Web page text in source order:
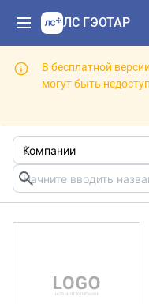
ЛС ГЭОТАР
В бесплатной
могут быть